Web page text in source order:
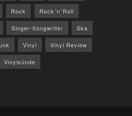
Rock Rock´n´Roll
Singer-Songwriter Ska
Vinyl Vinyl Review
Vinylsünde